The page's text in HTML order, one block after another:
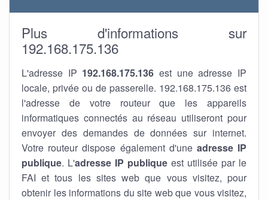
Plus d'informations sur
192.168.175.136
L'adresse IP 192.168.175.136 est une adresse IP
locale, privée ou de passerelle. 192.168.175.136 est
l'adresse de votre routeur que les appareils
informatiques connectés au réseau utiliseront pour
envoyer des demandes de données sur internet.
Votre routeur dispose également d'une adresse IP
publique. L'adresse IP publique est utilisée par le
FAI et tous les sites web que vous visitez, pour
obtenir les informations du site web que vous visitez,